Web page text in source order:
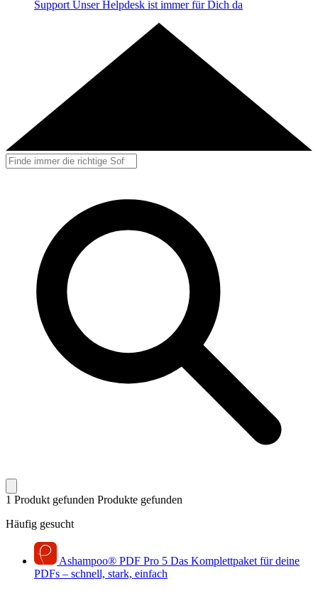
Support Unser Helpdesk ist immer für Dich da
1 Produkt gefunden Produkte gefunden
Häufig gesucht
Ashampoo® PDF Pro 5 Das Komplettpaket für deine
PDFs – schnell, stark, einfach